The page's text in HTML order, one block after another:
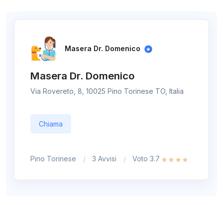
Masera Dr. Domenico
Masera Dr. Domenico
Via Rovereto, 8, 10025 Pino Torinese TO, Italia
Chiama
Pino Torinese 3 Avvisi Voto 3.7